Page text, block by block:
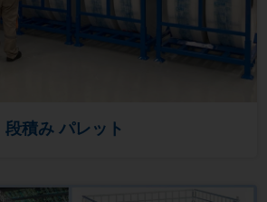
段積み パレット